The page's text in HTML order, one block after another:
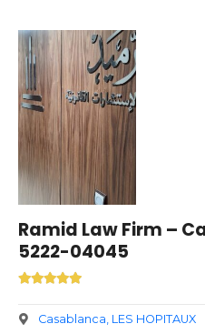
Ramid Law Firm –
5222-04045
Casablanca LES HOPITAUX